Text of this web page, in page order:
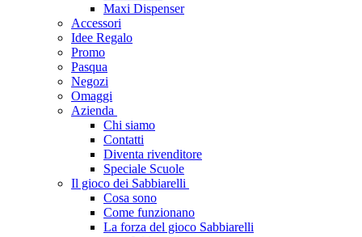
Maxi Dispenser
Accessori
Idee Regalo
Promo
Pasqua
Negozi
Omaggi
Azienda
Chi siamo
Contatti
Diventa rivenditore
Speciale Scuole
Il gioco dei Sabbiarelli
Cosa sono
Come funzionano
La forza del gioco Sabbiarelli